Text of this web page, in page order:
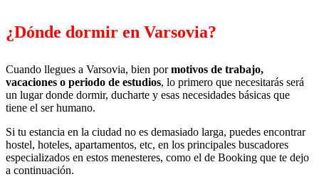
¿Dónde dormir en Varsovia?
Cuando llegues a Varsovia, bien pormotivos de trabajo,
vacaciones o periodo de estudios, lo primero que necesitarás será
un lugar donde dormir, ducharte y esas necesidades básicas que
tiene el ser humano.
Si tu estancia en la ciudad no es demasiado larga, puedes encontrar
hostel, hoteles, apartamentos, etc, en los principales buscadores
especializados en estos menesteres, como el de Booking que te dejo
a continuación.